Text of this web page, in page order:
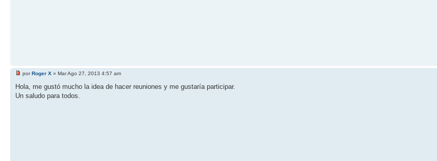
porRoger X » Mar Ago 27, 2013 4:57 am
Hola, me gustó mucho la idea de hacer reuniones y me gustaría participar.
Un saludo para todos.